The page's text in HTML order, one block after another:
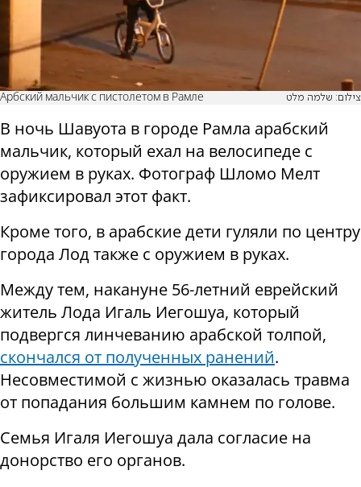
Арбский мальчик с пистолетом в Рамле צילום: שלמה מלט
В ночь Шавуота в городе Рамла арабский
мальчик, который ехал на велосипеде с
оружием в руках. Фотограф Шломо Мелт
зафиксировал этот факт.
Кроме того, в арабские дети гуляли по центру
города Лод также с оружием в руках.
Между тем, накануне 56-летний еврейский
житель Лода Игаль Иегошуа, который
подвергся линчеванию арабской толпой,
скончался от полученных ранений.
Несовместимой с жизнью оказалась травма
от попадания большим камнем по голове.
Семья Игаля Иегошуа дала согласие на
донорство его органов.